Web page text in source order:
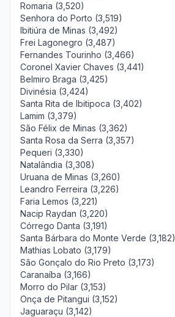
Romaria (3,520)
Senhora do Porto (3,519)
Ibitiúra de Minas (3,492)
Frei Lagonegro (3,487)
Fernandes Tourinho (3,466)
Coronel Xavier Chaves (3,441)
Belmiro Braga (3,425)
Divinésia (3,424)
Santa Rita de Ibitipoca (3,402)
Lamim (3,379)
São Félix de Minas (3,362)
Santa Rosa da Serra (3,357)
Pequeri (3,330)
Natalândia (3,308)
Uruana de Minas (3,260)
Leandro Ferreira (3,226)
Faria Lemos (3,221)
Nacip Raydan (3,220)
Córrego Danta (3,191)
Santa Bárbara do Monte Verde (3,182)
Mathias Lobato (3,179)
São Gonçalo do Rio Preto (3,173)
Caranaíba (3,166)
Morro do Pilar (3,153)
Onça de Pitangui (3,152)
Jaguaraçu (3,142)